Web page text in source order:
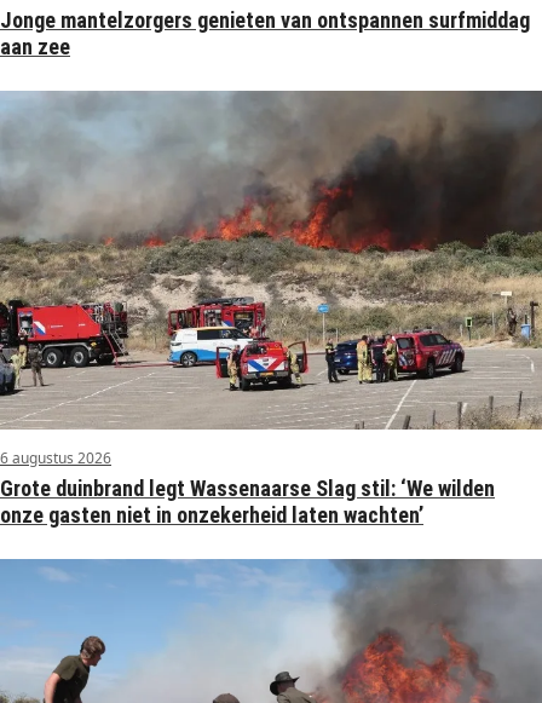
Jonge mantelzorgers genieten van ontspannen surfmiddag
aan zee
6 augustus 2026
Grote duinbrand legt Wassenaarse Slag stil: ‘We wilden
onze gasten niet in onzekerheid laten wachten’